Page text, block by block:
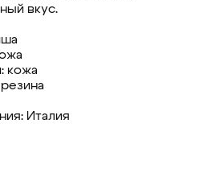
вкус.
кожа
Италия